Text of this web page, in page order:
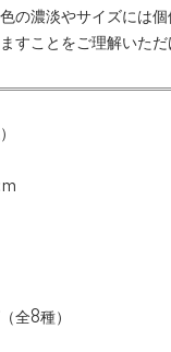
の濃淡やサイズには個
すことをご理解いただ
全8種）